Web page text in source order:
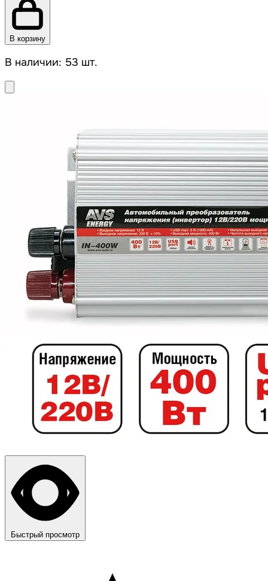
В корзину
В наличии: 53 шт.
Быстрый просмотр